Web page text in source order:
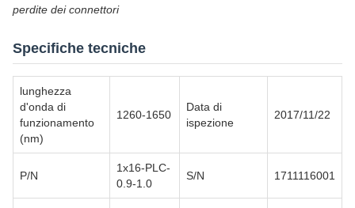
perdite dei connettori
Specifiche tecniche
lunghezza
d'onda di
funzionamento
(nm)
1260-1650
Data di
ispezione
2017/11/22
P/N
1x16-PLC-
0.9-1.0
S/N 1711116001